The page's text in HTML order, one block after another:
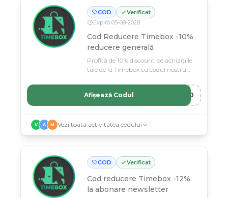
COD
Verificat
Expiră 05-08-2028
Cod Reducere Timebox -10%
reducere generală
Profită de 10% discount pe achizițiile
tale de la Timebox cu codul nostru
A10
Afișează Codul
V A M Vezi toata activitatea codului
COD Verificat
Cod reducere Timebox -12%
la abonare newsletter